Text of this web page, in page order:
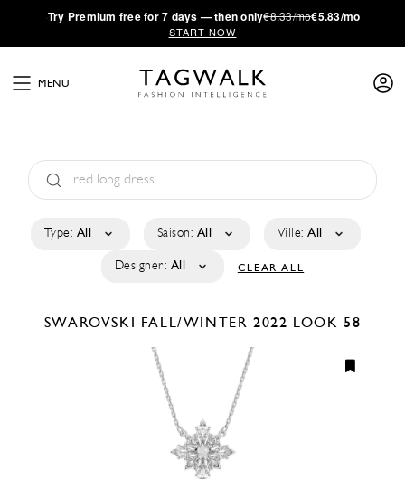
·Try Premium free for 7 days — then only€8.33/mo€5.83/mo
START NOW
MENU
Type: All Saison: All Ville: All
Designer: All CLEAR ALL
SWAROVSKI FALL/WINTER 2022 LOOK 58